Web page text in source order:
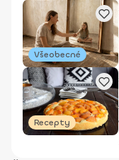
Všeobecné
Recepty